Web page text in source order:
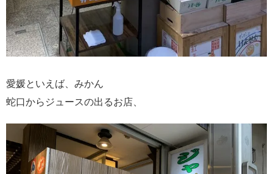
愛媛といえば、みかん
蛇口からジュースの出るお店、